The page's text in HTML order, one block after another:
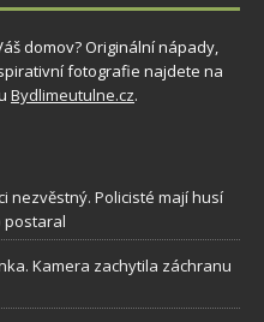
domov? Originální nápady,
fotografie najdete na
Bydlimeutulne.cz.
nezvěstný. Policisté mají husí
postaral
Kamera zachytila záchranu